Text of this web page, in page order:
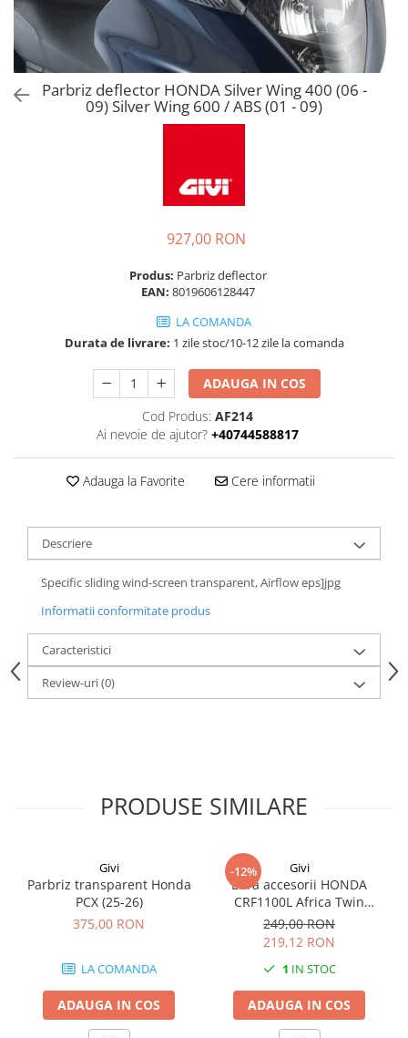
Parbriz deflector HONDA Silver Wing 400 (06 -
09) Silver Wing 600 / ABS (01 - 09)
927,00 RON
Produs: Parbriz deflector
EAN: 8019606128447
LA COMANDA
Durata de livrare: 1 zile stoc/10-12 zile la comanda
ADAUGA IN COS
Cod Produs: AF214
Ai nevoie de ajutor? +40744588817
Adauga la Favorite Cere informatii
Descriere
Specific sliding wind-screen transparent, Airflow eps]jpg
Informatii conformitate produs
Caracteristici
Review-uri(0)
PRODUSE SIMILARE
Givi
Parbriz transparent Honda
PCX (25-26)
375,00 RON
LA COMANDA
ADAUGA IN COS
-12% Givi
Bara accesorii HONDA
CRF1100L Africa Twin
Adventure Sports (20 - 23)
CRF1100L Africa Twin
Adventure Sports (24)
CRF1100L AFRICA TWIN (24)
CRF1100L Africa Twin (20 -
23)
249,00 RON
219,12 RON
1 IN STOC
ADAUGA IN COS